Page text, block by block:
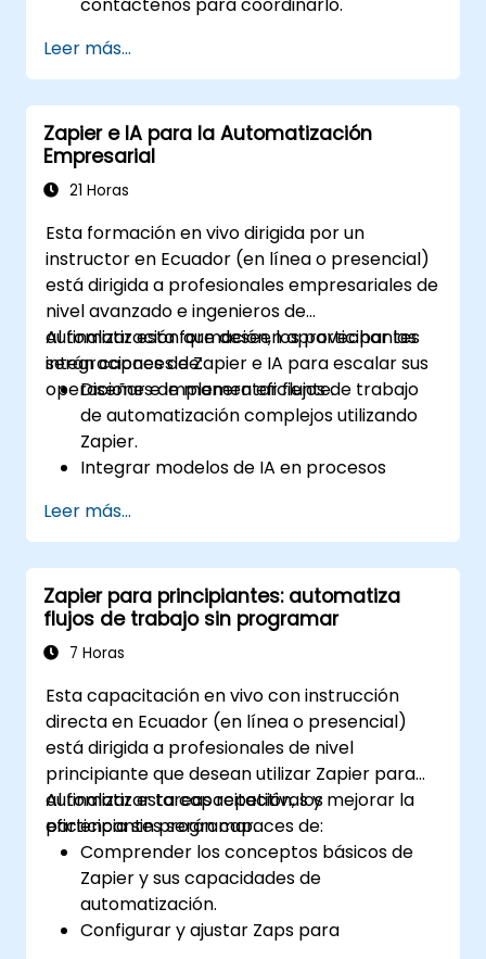
Leer más...
Zapier e IA para la Automatización
Empresarial
21 Horas
Esta formación en vivo dirigida por un
instructor en Ecuador (en línea o presencial)
está dirigida a profesionales empresariales de
nivel avanzado e ingenieros de
automatización que deseen aprovechar las
integraciones de Zapier e IA para escalar sus
operaciones de manera eficiente.
Al finalizar esta formación, los participantes
serán capaces de:
Diseñar e implementar flujos de trabajo
de automatización complejos utilizando
Zapier.
Integrar modelos de IA en procesos
perspectivas predictivas.
Optimizar las operaciones automatizando
tareas en múltiples plataformas.
Supervisar y solucionar problemas en
flujos de trabajo automatizados para
mejorar continuamente.
Leer más...
Zapier para principiantes: automatiza
flujos de trabajo sin programar
7 Horas
Esta capacitación en vivo con instrucción
directa en Ecuador (en línea o presencial)
está dirigida a profesionales de nivel
principiante que desean utilizar Zapier para
automatizar tareas repetitivas y mejorar la
eficiencia sin programar.
Al finalizar esta capacitación, los
participantes serán capaces de:
Comprender los conceptos básicos de
Zapier y sus capacidades de
automatización.
Configurar y ajustar Zaps para